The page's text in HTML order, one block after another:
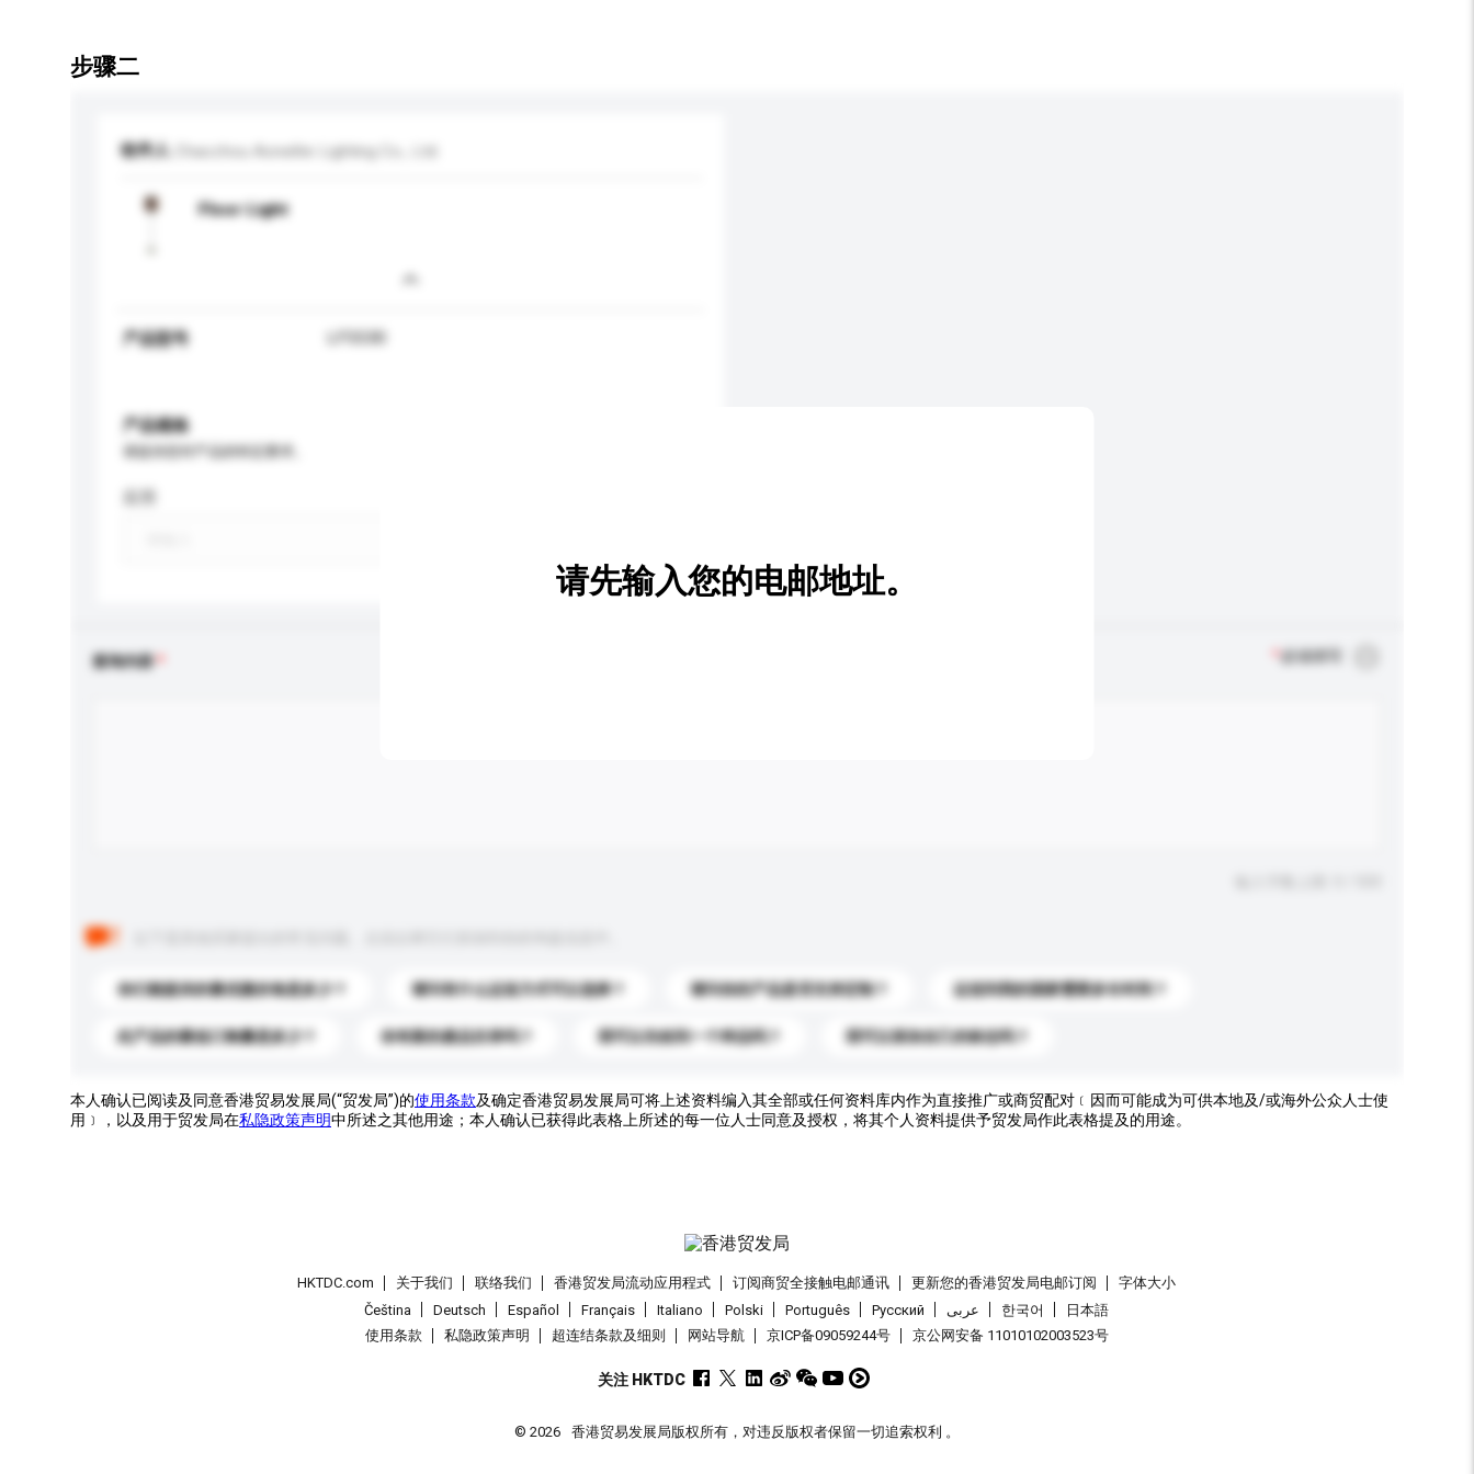
步骤二
收件人 Chaozhou Aonelite Lighting Co., Ltd.
Floor Light
产品型号 LF5530
产品规格
查询内容 必须填写
你们能提供的最优惠价格是多少？ 请问有什么运送方式可以选择？ 请问你的产品是否支持定制？ 运送到我的国家需要多长时间？
此产品的最低订购量是多少？ 你有新的產品目录吗？ 我可以先收到一个样品吗？ 我可以添加自己的标志吗？
请先输入您的电邮地址。
本人确认已阅读及同意香港贸易发展局(“贸发局”)的使用条款及确定香港贸易发展局可将上述资料编入其全部或任何资料库内作为直接推广或商贸配对﹝因而可能成为可供本地及/或海外公众人士使
用﹞，以及用于贸发局在私隐政策声明中所述之其他用途；本人确认已获得此表格上所述的每一位人士同意及授权，将其个人资料提供予贸发局作此表格提及的用途。
HKTDC.com 关于我们 联络我们 香港贸发局流动应用程式 订阅商贸全接触电邮通讯 更新您的香港贸发局电邮订阅
字体大小
Čeština
Deutsch Español Français Italiano Polski Português Pусский عربى 한국어
日本語
使用条款
私隐政策声明 超连结条款及细则 网站导航 京ICP备09059244号 京公网安备 11010102003523号
关注 HKTDC
© 2026 香港贸易发展局版权所有，对违反版权者保留一切追索权利 。